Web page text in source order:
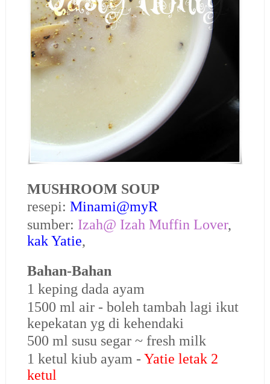
MUSHROOM SOUP
resepi: Minami@myR
sumber: Izah@ Izah Muffin Lover,
kak Yatie,
Bahan-Bahan
1 keping dada ayam
1500 ml air - boleh tambah lagi ikut
kepekatan yg di kehendaki
500 ml susu segar ~ fresh milk
1 ketul kiub ayam - Yatie letak 2
ketul